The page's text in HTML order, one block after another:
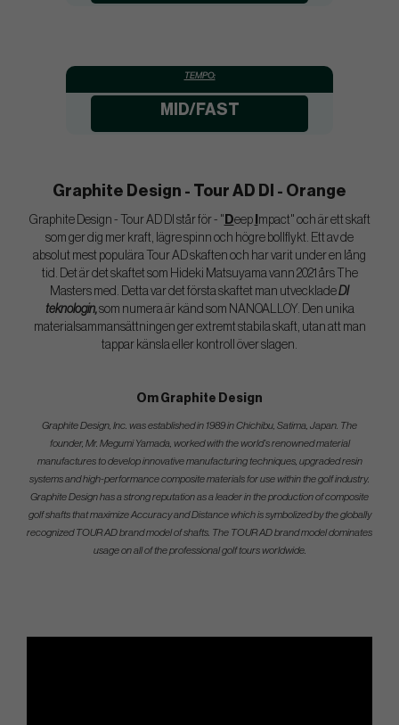
TEMPO:
MID/FAST
Graphite Design - Tour AD DI - Orange
Graphite Design - Tour AD DI står för - " Deep mpact" och är ett skaft
som ger dig mer kraft, lägre spinn och högre bollflykt. Ett av de
absolut mest populära Tour AD skaften och har varit under en lång
tid. Det är det skaftet som Hideki Matsuyama vann 2021 års The
Masters med. Detta var det första skaftet man utveckladeDI
teknologin,som numera är känd som NANOALLOY. Den unika
materialsammansättningen ger extremt stabila skaft, utan att man
tappar känsla eller kontroll över slagen.
Om Graphite Design
Graphite Design, Inc. was established in 1989 in Chichibu, Satima, Japan. The
founder, Mr. Megumi Yamada, worked with the world’s renowned material
manufactures to develop innovative manufacturing techniques, upgraded resin
systems and high-performance composite materials for use within the golf industry.
Graphite Design has a strong reputation as a leader in the production of composite
golf shafts that maximize Accuracy and Distance which is symbolized by the globally
recognized TOUR AD brand model of shafts. The TOUR AD brand model dominates
usage on all of the professional golf tours worldwide.